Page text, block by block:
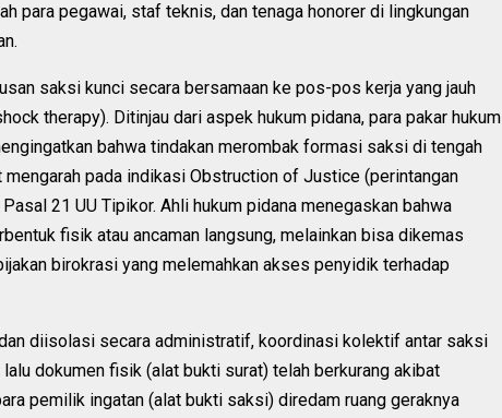
para pegawai, staf teknis, dan tenaga honorer di lingkungan
saksi kunci secara bersamaan ke pos-pos kerja yang jauh
therapy). Ditinjau dari aspek hukum pidana, para pakar hukum
bahwa tindakan merombak formasi saksi di tengah
pada indikasi Obstruction of Justice (perintangan
21 UU Tipikor. Ahli hukum pidana menegaskan bahwa
fisik atau ancaman langsung, melainkan bisa dikemas
birokrasi yang melemahkan akses penyidik terhadap
diisolasi secara administratif, koordinasi kolektif antar saksi
dokumen fisik (alat bukti surat) telah berkurang akibat
pemilik ingatan (alat bukti saksi) diredam ruang geraknya